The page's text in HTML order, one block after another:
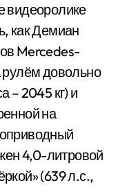
видеоролике
как Демиан
Mercedes-
рулём довольно
– 2045 кг) и
на
4,0-литровой
(639 л.с.,